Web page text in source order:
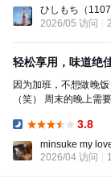
ひしもち （1107
2026/05 访问
轻松享用，味道绝
因为加班，不想做晚
（笑） 周末的晚上需要预约才能进店，但工作日似乎比较空闲。 我不太喜
3.8
minsuke my
2026/04 访问